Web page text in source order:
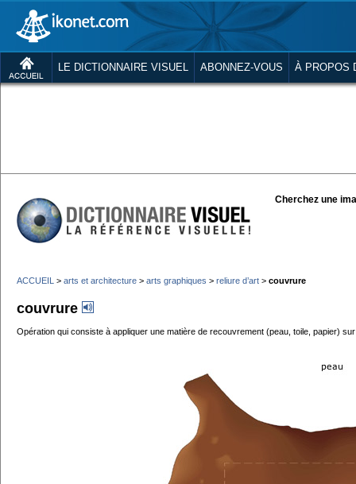
LE DICTIONNAIRE VISUEL ABONNEZ-VOUS À PROPOS
Cherchez une
ACCUEIL > arts et architecture > arts graphiques > reliure d’art > couvrure
couvrure
Opération qui consiste à appliquer une matière de recouvrement (peau, toile, papier)